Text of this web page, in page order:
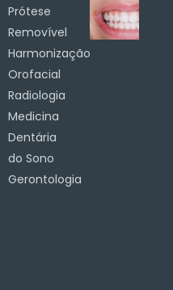
Prótese
Removível
Harmonização
Orofacial
Radiologia
Medicina
Dentária
do Sono
Gerontologia